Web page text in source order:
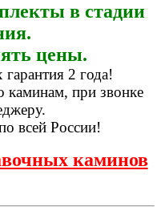
в стадии
цены.
2 года!
каминам, при звонке
всей России!
каминов